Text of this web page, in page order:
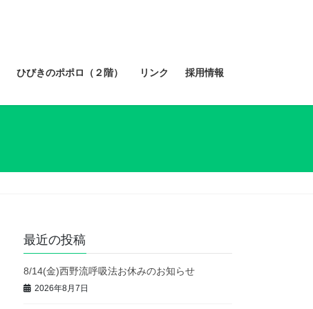
ひびきのポポロ（２階） リンク 採用情報
最近の投稿
8/14(金)西野流呼吸法お休みのお知らせ
2026年8月7日